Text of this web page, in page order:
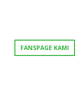
FANSPAGE KAMI